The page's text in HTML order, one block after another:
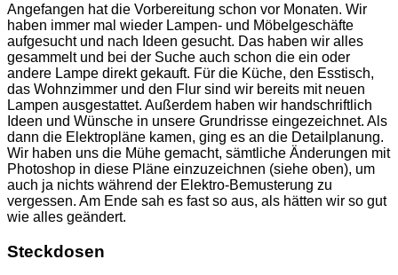
Angefangen hat die Vorbereitung schon vor Monaten. Wir
haben immer mal wieder Lampen- und Möbelgeschäfte
aufgesucht und nach Ideen gesucht. Das haben wir alles
gesammelt und bei der Suche auch schon die ein oder
andere Lampe direkt gekauft. Für die Küche, den Esstisch,
das Wohnzimmer und den Flur sind wir bereits mit neuen
Lampen ausgestattet. Außerdem haben wir handschriftlich
Ideen und Wünsche in unsere Grundrisse eingezeichnet. Als
dann die Elektropläne kamen, ging es an die Detailplanung.
Wir haben uns die Mühe gemacht, sämtliche Änderungen mit
Photoshop in diese Pläne einzuzeichnen (siehe oben), um
auch ja nichts während der Elektro-Bemusterung zu
vergessen. Am Ende sah es fast so aus, als hätten wir so gut
wie alles geändert.
Steckdosen